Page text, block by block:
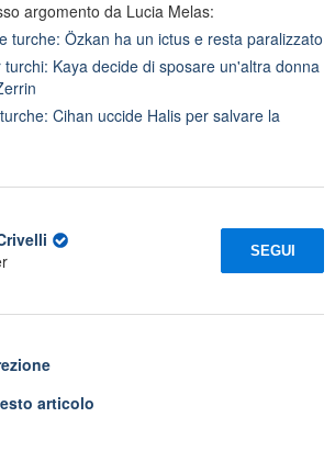
argomento da Lucia Melas:
turche: Özkan ha un ictus e resta paralizzato
turchi: Kaya decide di sposare un'altra donna
Cihan uccide Halis per salvare la
SEGUI
articolo